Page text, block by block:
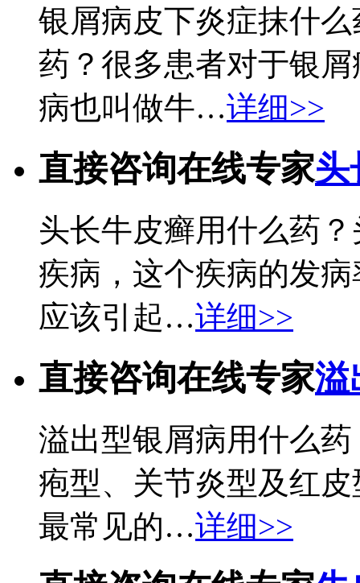
银屑病皮下炎症抹什
药？很多患者对于银
病也叫做牛…详细>>
直接咨询在线专家头
头长牛皮癣用什么药
疾病，这个疾病的发
应该引起…详细>>
直接咨询在线专家溢
溢出型银屑病用什么
疱型、关节炎型及红
最常见的…详细>>